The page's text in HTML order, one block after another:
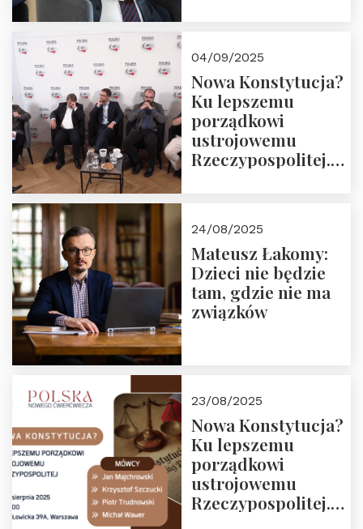
04/09/2025
Nowa Konstytucja?
Ku lepszemu
porządkowi
ustrojowemu
Rzeczypospolitej.
24/08/2025
Mateusz Łakomy:
Dzieci nie będzie
tam, gdzie nie ma
związków
23/08/2025
Nowa Konstytucja?
Ku lepszemu
porządkowi
ustrojowemu
Rzeczypospolitej.